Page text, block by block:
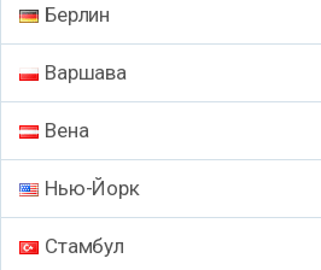
Берлин
Варшава
Вена
Нью-Йорк
Стамбул